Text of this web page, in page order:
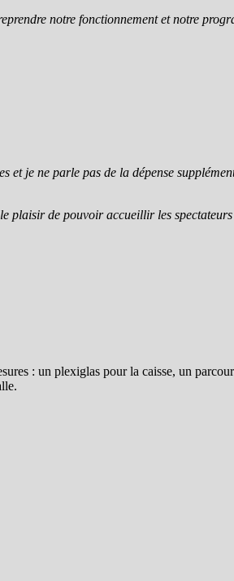
notre fonctionnement et notre
et je ne parle pas de la dépense
plaisir de pouvoir accueillir les
: un plexiglas pour la caisse, un